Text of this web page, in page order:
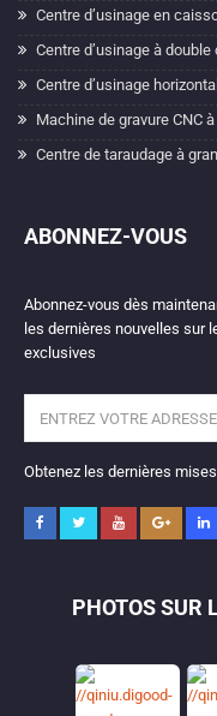
Centre d’usinage en
Centre d’usinage à double
Centre d’usinage horizontal
Machine de gravure CNC
Centre de taraudage à
ABONNEZ-VOUS
Abonnez-vous dès
les dernières nouvelles sur
exclusives
Obtenez les dernières
PHOTOS SUR